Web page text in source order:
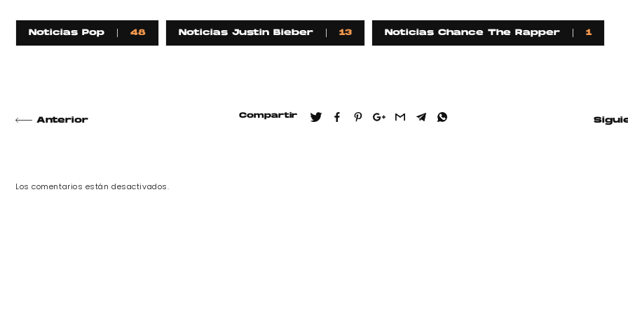
Noticias Pop 48 Noticias Justin Bieber 13 Noticias Chance The Rapper 1
Anterior
Compartir
Los comentarios están desactivados.